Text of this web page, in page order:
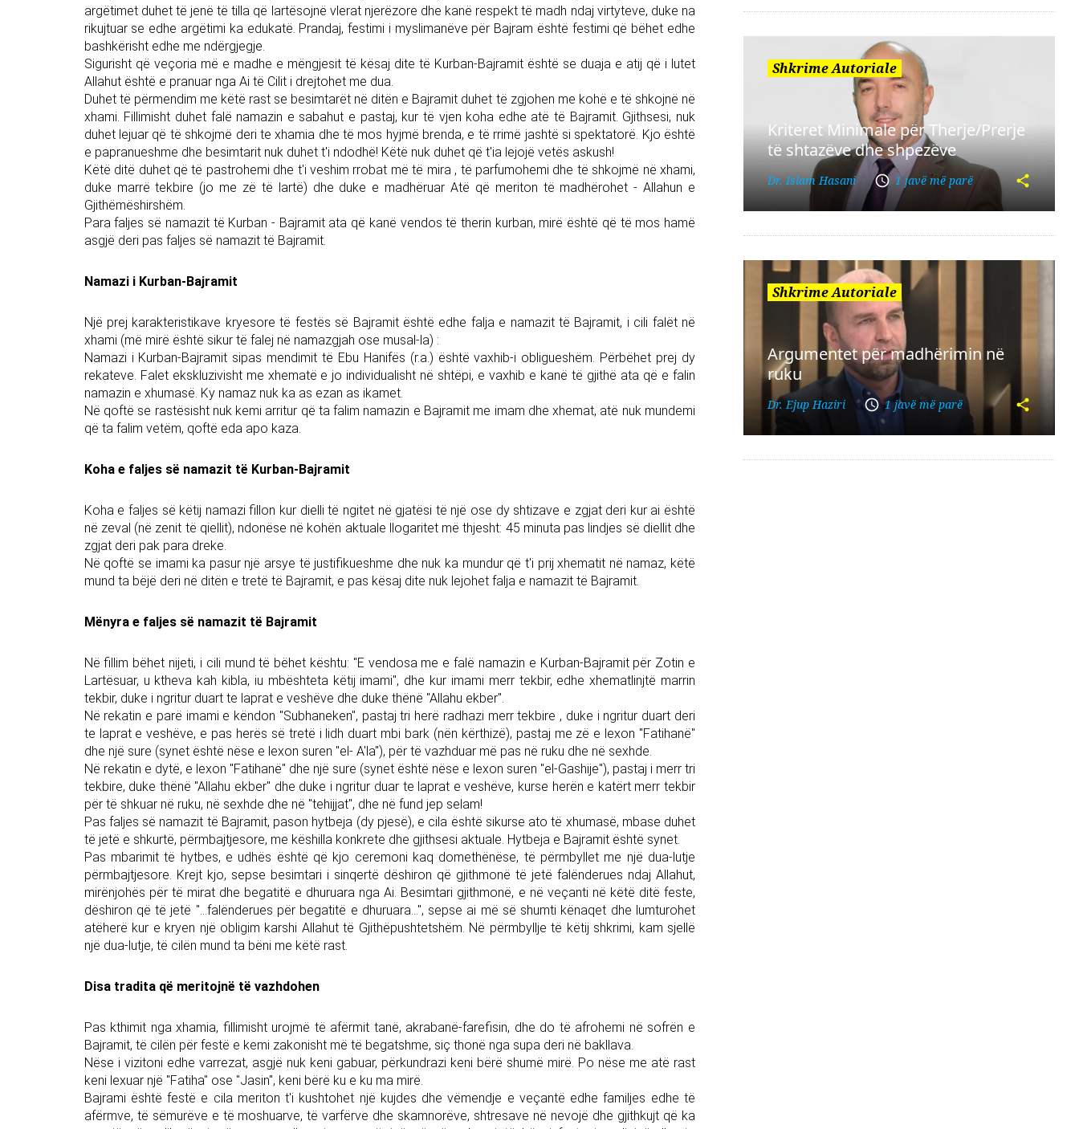
argëtimet duhet të jenë të tilla që lartësojnë vlerat njerëzore dhe kanë respekt të madh ndaj virtyteve, duke na
rikujtuar se edhe argëtimi ka edukatë. Prandaj, festimi i myslimanëve për Bajram është festimi që bëhet edhe
bashkërisht edhe me ndërgjegje.
Sigurisht që veçoria më e madhe e mëngjesit të kësaj dite të Kurban-Bajramit është se duaja e atij që i lutet
Allahut është e pranuar nga Ai të Cilit i drejtohet me dua.
Duhet të përmendim me këtë rast se besimtarët në ditën e Bajramit duhet të zgjohen me kohë e të shkojnë në
xhami. Fillimisht duhet falë namazin e sabahut e pastaj, kur të vjen koha edhe atë të Bajramit. Gjithsesi, nuk
duhet lejuar që të shkojmë deri te xhamia dhe të mos hyjmë brenda, e të rrimë jashtë si spektatorë. Kjo është
e papranueshme dhe besimtarit nuk duhet t'i ndodhë! Këtë nuk duhet që t'ia lejojë vetës askush!
Këtë ditë duhet që të pastrohemi dhe t'i veshim rrobat më të mira , të parfumohemi dhe të shkojmë në xhami,
duke marrë tekbire (jo me zë të lartë) dhe duke e madhëruar Atë që meriton të madhërohet - Allahun e
Gjithëmëshirshëm.
Para faljes së namazit të Kurban - Bajramit ata që kanë vendos të therin kurban, mirë është që të mos hamë
asgjë deri pas faljes së namazit të Bajramit.
Namazi i Kurban-Bajramit
Një prej karakteristikave kryesore të festës së Bajramit është edhe falja e namazit të Bajramit, i cili falët në
xhami (më mirë është sikur të falej në namazgjah ose musal-la) :
Namazi i Kurban-Bajramit sipas mendimit të Ebu Hanifës (r.a.) është vaxhib-i obligueshëm. Përbëhet prej dy
rekateve. Falet ekskluzivisht me xhematë e jo individualisht në shtëpi, e vaxhib e kanë të gjithë ata që e falin
namazin e xhumasë. Ky namaz nuk ka as ezan as ikamet.
Në qoftë se rastësisht nuk kemi arritur që ta falim namazin e Bajramit me imam dhe xhemat, atë nuk mundemi
që ta falim vetëm, qoftë eda apo kaza.
Koha e faljes së namazit të Kurban-Bajramit
Koha e faljes së këtij namazi fillon kur dielli të ngitet në gjatësi të një ose dy shtizave e zgjat deri kur ai është
në zeval (në zenit të qiellit), ndonëse në kohën aktuale llogaritet më thjesht: 45 minuta pas lindjes së diellit dhe
zgjat deri pak para dreke.
Në qoftë se imami ka pasur një arsye të justifikueshme dhe nuk ka mundur që t'i prij xhematit në namaz, këtë
mund ta bëjë deri në ditën e tretë të Bajramit, e pas kësaj dite nuk lejohet falja e namazit të Bajramit.
Mënyra e faljes së namazit të Bajramit
Në fillim bëhet nijeti, i cili mund të bëhet kështu: "E vendosa me e falë namazin e Kurban-Bajramit për Zotin e
Lartësuar, u ktheva kah kibla, iu mbështeta këtij imami", dhe kur imami merr tekbir, edhe xhematlinjtë marrin
tekbir, duke i ngritur duart te laprat e veshëve dhe duke thënë "Allahu ekber".
Në rekatin e parë imami e këndon "Subhaneken", pastaj tri herë radhazi merr tekbire , duke i ngritur duart deri
te laprat e veshëve, e pas herës së tretë i lidh duart mbi bark (nën kërthizë), pastaj me zë e lexon "Fatihanë"
dhe një sure (synet është nëse e lexon suren "el- A'la"), për të vazhduar më pas në ruku dhe në sexhde.
Në rekatin e dytë, e lexon "Fatihanë" dhe një sure (synet është nëse e lexon suren "el-Gashije"), pastaj i merr tri
tekbire, duke thënë "Allahu ekber" dhe duke i ngritur duar te laprat e veshëve, kurse herën e katërt merr tekbir
për të shkuar në ruku, në sexhde dhe në "tehijjat", dhe në fund jep selam!
Pas faljes së namazit të Bajramit, pason hytbeja (dy pjesë), e cila është sikurse ato të xhumasë, mbase duhet
të jetë e shkurtë, përmbajtjesore, me këshilla konkrete dhe gjithsesi aktuale. Hytbeja e Bajramit është synet.
Pas mbarimit të hytbes, e udhës është që kjo ceremoni kaq domethënëse, të përmbyllet me një dua-lutje
përmbajtjesore. Krejt kjo, sepse besimtari i sinqertë dëshiron që gjithmonë të jetë falënderues ndaj Allahut,
mirënjohës për të mirat dhe begatitë e dhuruara nga Ai. Besimtari gjithmonë, e në veçanti në këtë ditë feste,
dëshiron që të jetë "...falënderues për begatitë e dhuruara...", sepse ai më së shumti kënaqet dhe lumturohet
atëherë kur e kryen një obligim karshi Allahut të Gjithëpushtetshëm. Në përmbyllje të këtij shkrimi, kam sjellë
një dua-lutje, të cilën mund ta bëni me këtë rast.
Disa tradita që meritojnë të vazhdohen
Pas kthimit nga xhamia, fillimisht urojmë të afërmit tanë, akrabanë-farefisin, dhe do të afrohemi në sofrën e
Bajramit, të cilën për festë e kemi zakonisht më të begatshme, siç thonë nga supa deri në bakllava.
Nëse i vizitoni edhe varrezat, asgjë nuk keni gabuar, përkundrazi keni bërë shumë mirë. Po nëse me atë rast
keni lexuar një "Fatiha" ose "Jasin", keni bërë ku e ku ma mirë.
Bajrami është festë e cila meriton t'i kushtohet një kujdes dhe vëmendje e veçantë edhe familjes edhe të
afërmve, të sëmurëve e të moshuarve, të varfërve dhe skamnorëve, shtresave në nevojë dhe gjithkujt që ka
Shkrime Autoriale
Kriteret Minimale për Therje/Prerje
të shtazëve dhe shpezëve
Dr. Islam Hasani 1 javë më parë
Shkrime Autoriale
Argumentet për madhërimin në
ruku
Dr. Ejup Haziri 1 javë më parë